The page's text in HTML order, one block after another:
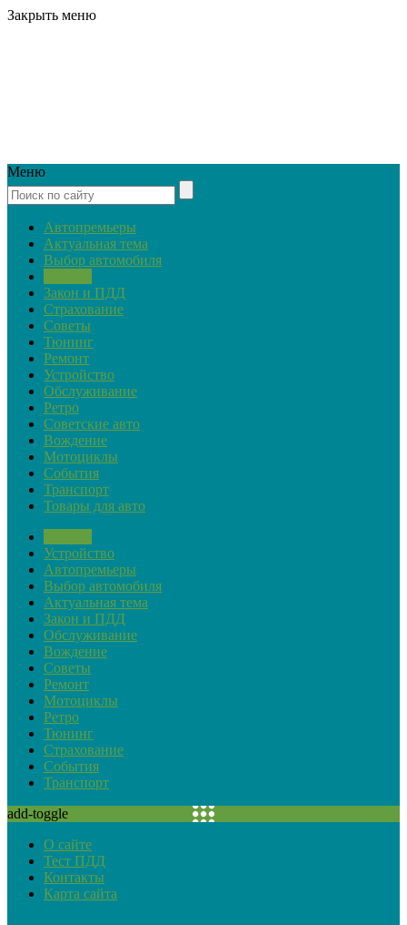
Закрыть меню
Меню
Автопремьеры
Актуальная тема
Выбор автомобиля
Закон и ПДД
Страхование
Советы
Тюнинг
Ремонт
Устройство
Обслуживание
Ретро
Советские авто
Вождение
Мотоциклы
События
Транспорт
Товары для авто
Устройство
Автопремьеры
Выбор автомобиля
Актуальная тема
Закон и ПДД
Обслуживание
Вождение
Советы
Ремонт
Мотоциклы
Ретро
Тюнинг
Страхование
События
Транспорт
add-toggle
О сайте
Тест ПДД
Контакты
Карта сайта